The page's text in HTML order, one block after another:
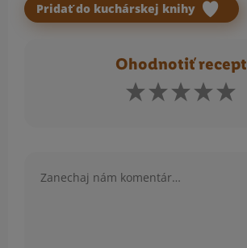
Pridať do kuchárskej knihy
Ohodnotiť recept